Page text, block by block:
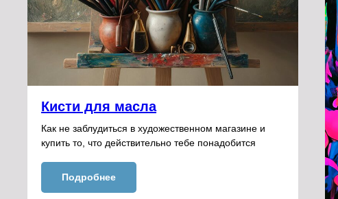
Кисти для масла
Как не заблудиться в художественном магазине и
купить то, что действительно тебе понадобится
Подробнее